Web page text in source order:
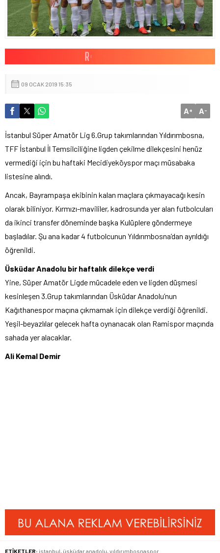
09 OCAK 2019 15:35
A+ A-
İstanbul Süper Amatör Lig 6.Grup takımlarından Yıldırımbosna,
TFF İstanbul İl Temsilciliğine ligden çekilme dilekçesini henüz
vermediği için bu haftaki Mecidiyeköyspor maçı müsabaka
listesine alındı.
Ancak, Bayrampaşa ekibinin kalan maçlara çıkmayacağı kesin
olarak biliniyor. Kırmızı-mavililer, kadrosunda yer alan futbolcuları
da ikinci transfer döneminde başka Kulüplere göndermeye
başladılar. Şu ana kadar 4 futbolcunun Yıldırımbosna’dan ayrıldığı
öğrenildi.
Üsküdar Anadolu bir haftalık dilekçe verdi
Yine, Süper Amatör Ligde mücadele eden ve ligden düşmesi
kesinleşen 3.Grup takımlarından Üsküdar Anadolu’nun
Kağıthanespor maçına çıkmamak için dilekçe verdiği öğrenildi.
Yeşil-beyazlılar gelecek hafta oynanacak olan Ramispor maçında
sahada yer alacaklar.
Ali Kemal Demir
ETİKETLER: istanbul üsküdar anadolu yıldırımbosnaspor